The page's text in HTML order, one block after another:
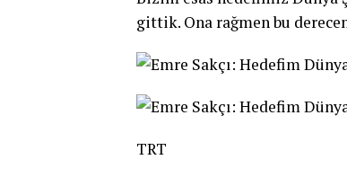
gittik. Ona rağmen bu
TRT